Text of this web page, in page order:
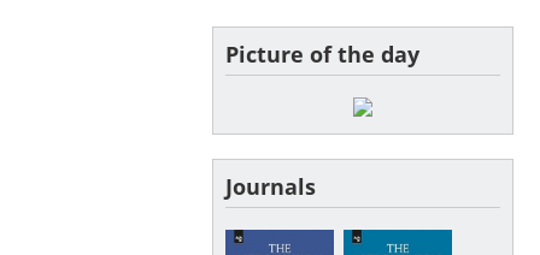
Picture of the day
Journals